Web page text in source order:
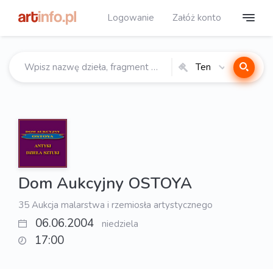
Logowanie Załóż konto
Ten
Dom Aukcyjny OSTOYA
35 Aukcja malarstwa i rzemiosła artystycznego
06.06.2004 niedziela
17:00